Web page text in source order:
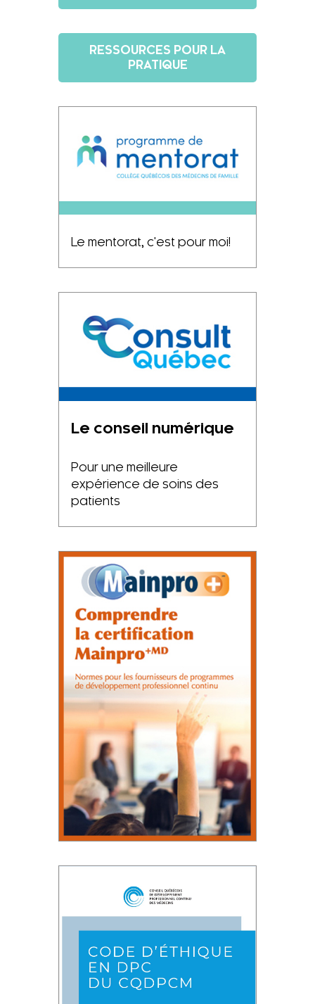
RESSOURCES POUR LA
PRATIQUE
Le mentorat, c'est pour moi!
Le conseil numérique
Pour une meilleure
expérience de soins des
patients